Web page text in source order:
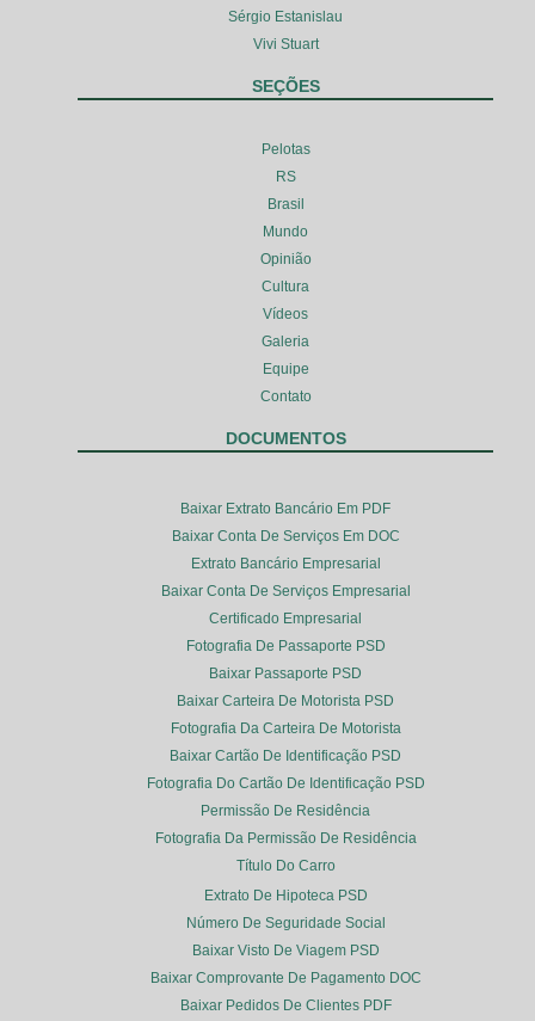
Sérgio Estanislau
Vivi Stuart
SEÇÕES
Pelotas
RS
Brasil
Mundo
Opinião
Cultura
Vídeos
Galeria
Equipe
Contato
DOCUMENTOS
Baixar Extrato Bancário Em PDF
Baixar Conta De Serviços Em DOC
Extrato Bancário Empresarial
Baixar Conta De Serviços Empresarial
Certificado Empresarial
Fotografia De Passaporte PSD
Baixar Passaporte PSD
Baixar Carteira De Motorista PSD
Fotografia Da Carteira De Motorista
Baixar Cartão De Identificação PSD
Fotografia Do Cartão De Identificação PSD
Permissão De Residência
Fotografia Da Permissão De Residência
Título Do Carro
Extrato De Hipoteca PSD
Número De Seguridade Social
Baixar Visto De Viagem PSD
Baixar Comprovante De Pagamento DOC
Baixar Pedidos De Clientes PDF